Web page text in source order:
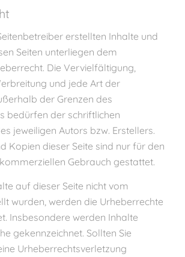
erstellten Inhalte und
Seiten unterliegen dem
Die Vervielfältigung,
und jede Art der
der Grenzen des
bedürfen der schriftlichen
jeweiligen Autors bzw. Erstellers.
Kopien dieser Seite sind nur für den
Gebrauch gestattet.
auf dieser Seite nicht vom
wurden, werden die Urheberrechte
Insbesondere werden Inhalte
gekennzeichnet. Sollten Sie
Urheberrechtsverletzung